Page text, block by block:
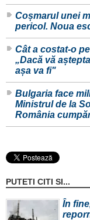
Coșmarul unei
pericol. Noua
Cât a costat-o
„Dacă vă
așa va fi"
Bulgaria face
Ministrul de la
România
PUTETI CITI SI...
În